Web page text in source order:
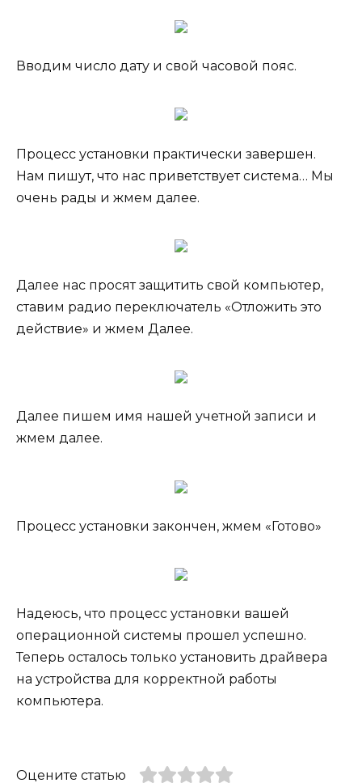
Вводим число дату и свой часовой пояс.
Процесс установки практически завершен.
Нам пишут, что нас приветствует система… Мы
очень рады и жмем далее.
Далее нас просят защитить свой компьютер,
ставим радио переключатель «Отложить это
действие» и жмем Далее.
Далее пишем имя нашей учетной записи и
жмем далее.
Процесс установки закончен, жмем «Готово»
Надеюсь, что процесс установки вашей
операционной системы прошел успешно.
Теперь осталось только установить драйвера
на устройства для корректной работы
компьютера.
Оцените статью